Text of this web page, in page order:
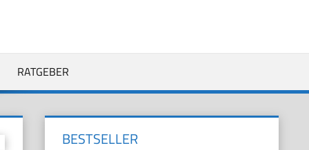
RATGEBER
BESTSELLER